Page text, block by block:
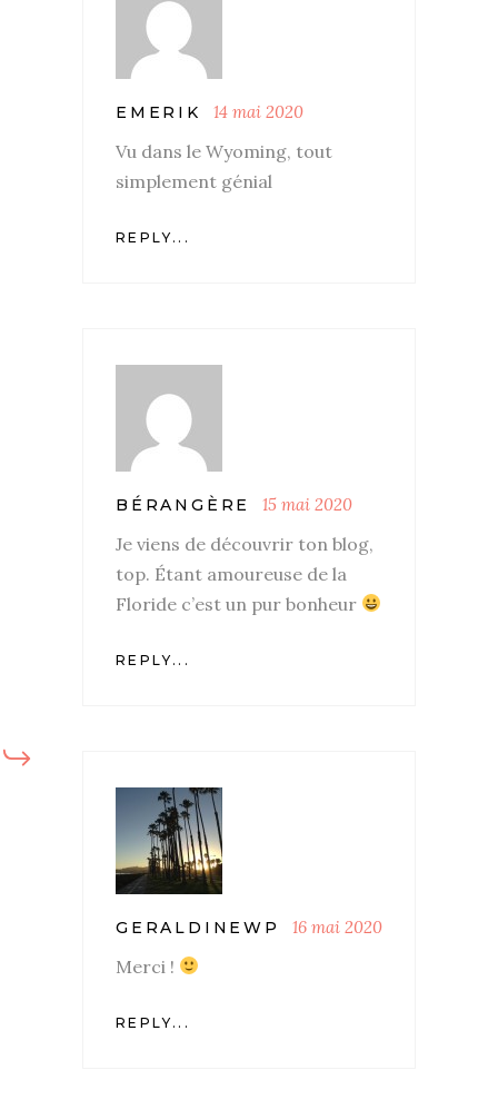
EMERIK 14 mai 2020
Vu dans le Wyoming, tout
simplement génial
REPLY...
BÉRANGÈRE 15 mai 2020
Je viens de découvrir ton blog,
top. Étant amoureuse de la
Floride c’est un pur bonheur
REPLY...
GERALDINEWP 16 mai 2020
Merci !
REPLY...